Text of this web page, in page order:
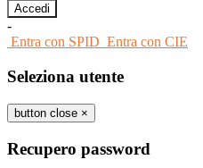
-
Entra con SPID Entra con CIE
Seleziona utente
button close ×
Recupero password